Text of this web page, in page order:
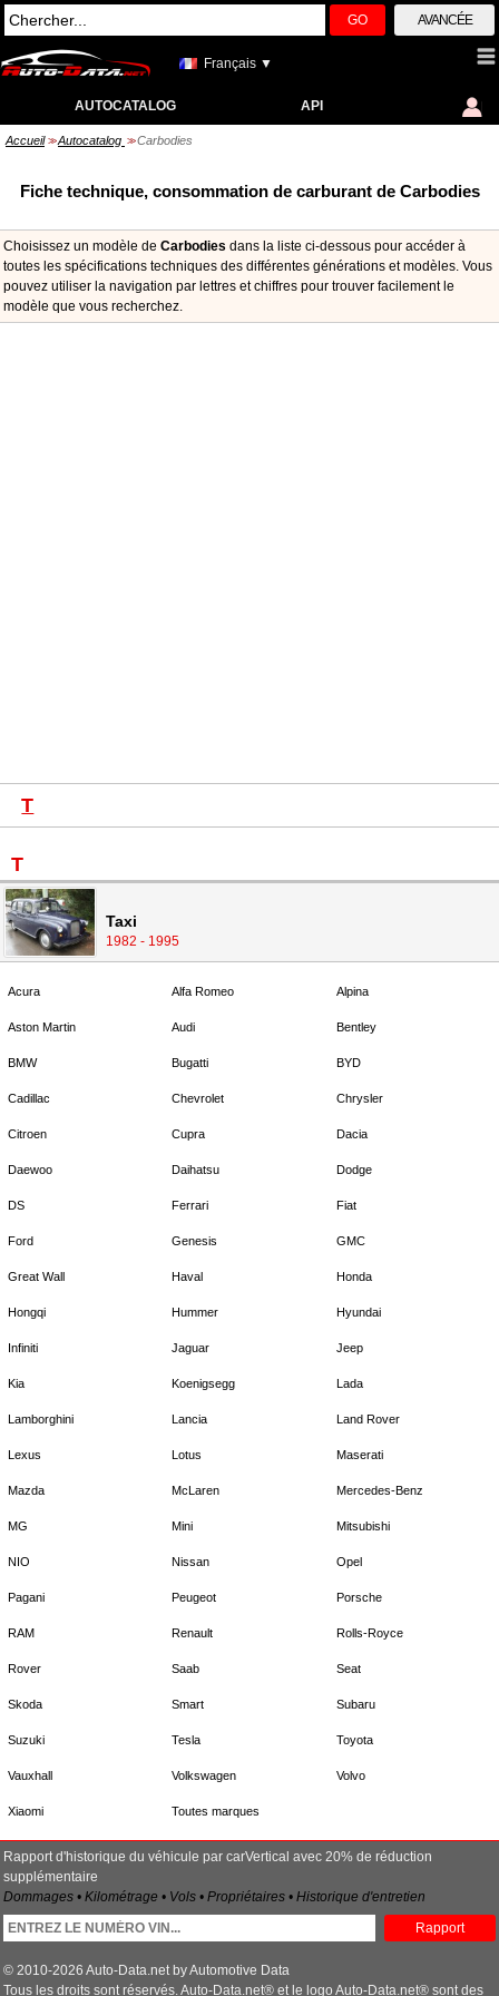
GO AVANCÉE
Français ▼
AUTOCATALOG API
Accueil >> Autocatalog >> Carbodies
Fiche technique, consommation de carburant de Carbodies
Choisissez un modèle de Carbodies dans la liste ci-dessous pour accéder à
toutes les spécifications techniques des différentes générations et modèles. Vous
pouvez utiliser la navigation par lettres et chiffres pour trouver facilement le
modèle que vous recherchez.
T
T
Taxi
1982 - 1995
Acura Alfa Romeo Alpina
Aston Martin Audi Bentley
BMW Bugatti BYD
Cadillac Chevrolet Chrysler
Citroen Cupra Dacia
Daewoo Daihatsu Dodge
DS Ferrari Fiat
Ford Genesis GMC
Great Wall Haval Honda
Hongqi Hummer Hyundai
Infiniti Jaguar Jeep
Kia Koenigsegg Lada
Lamborghini Lancia Land Rover
Lexus Lotus Maserati
Mazda McLaren Mercedes-Benz
MG Mini Mitsubishi
NIO Nissan Opel
Pagani Peugeot Porsche
RAM Renault Rolls-Royce
Rover Saab Seat
Skoda Smart Subaru
Suzuki Tesla Toyota
Vauxhall Volkswagen Volvo
Xiaomi Toutes marques
Rapport d'historique du véhicule par carVertical avec 20% de réduction
supplémentaire
Dommages • Kilométrage • Vols • Propriétaires • Historique d'entretien
Rapport
© 2010-2026 Auto-Data.net by Automotive Data
Tous les droits sont réservés. Auto-Data.net® et le logo Auto-Data.net® sont des